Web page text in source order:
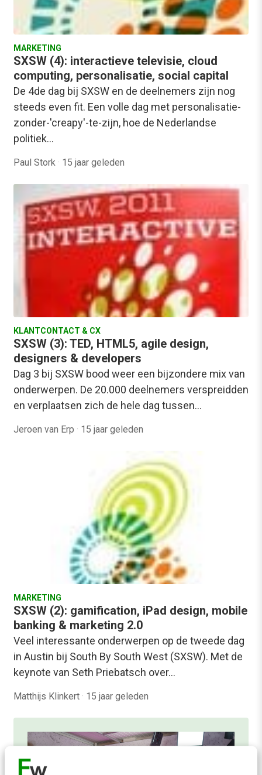
MARKETING
SXSW (4): interactieve televisie, cloud
computing, personalisatie, social capital
De 4de dag bij SXSW en de deelnemers zijn nog
steeds even fit. Een volle dag met personalisatie-
zonder-'creapy'-te-zijn, hoe de Nederlandse
politiek…
Paul Stork · 15 jaar geleden
KLANTCONTACT & CX
SXSW (3): TED, HTML5, agile design,
designers & developers
Dag 3 bij SXSW bood weer een bijzondere mix van
onderwerpen. De 20.000 deelnemers verspreidden
en verplaatsen zich de hele dag tussen…
Jeroen van Erp · 15 jaar geleden
MARKETING
SXSW (2): gamification, iPad design, mobile
banking & marketing 2.0
Veel interessante onderwerpen op de tweede dag
in Austin bij South By South West (SXSW). Met de
keynote van Seth Priebatsch over…
Matthijs Klinkert · 15 jaar geleden